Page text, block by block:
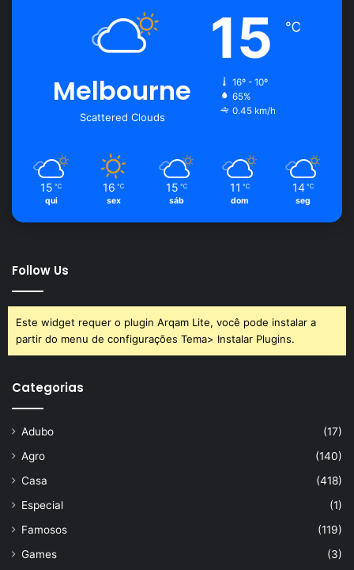
Melbourne
Scattered Clouds
15 ℃
16º - 10º
65%
0.45 km/h
15 ℃
qui
16 ℃
sex
15 ℃
sáb
11 ℃
dom
14 ℃
seg
Follow Us
Este widget requer o plugin Arqam Lite, você pode instalar a
partir do menu de configurações Tema> Instalar Plugins.
Categorias
Adubo
(17)
Agro
(140)
Casa
(418)
Especial
(1)
Famosos
(119)
Games
(3)